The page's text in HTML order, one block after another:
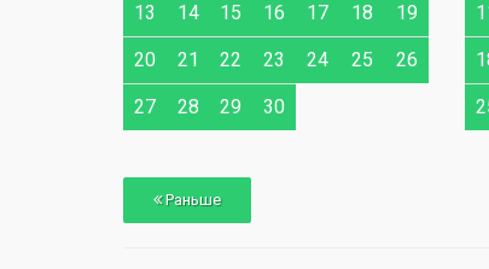
13 14 15 16 17 18 19
20 21 22 23 24 25 26
27 28 29 30
Раньше